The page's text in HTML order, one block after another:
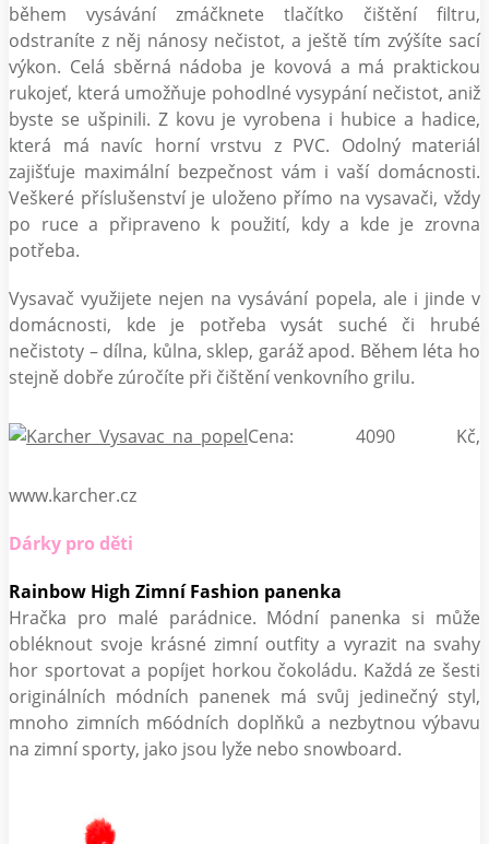
během vysávání zmáčknete tlačítko čištění filtru,
odstraníte z něj nánosy nečistot, a ještě tím zvýšíte sací
výkon. Celá sběrná nádoba je kovová a má praktickou
rukojeť, která umožňuje pohodlné vysypání nečistot, aniž
byste se ušpinili. Z kovu je vyrobena i hubice a hadice,
která má navíc horní vrstvu z PVC. Odolný materiál
zajišťuje maximální bezpečnost vám i vaší domácnosti.
Veškeré příslušenství je uloženo přímo na vysavači, vždy
po ruce a připraveno k použití, kdy a kde je zrovna
potřeba.
Vysavač využijete nejen na vysávání popela, ale i jinde v
domácnosti, kde je potřeba vysát suché či hrubé
nečistoty – dílna, kůlna, sklep, garáž apod. Během léta ho
stejně dobře zúročíte při čištění venkovního grilu.
Cena: 4090 Kč,
www.karcher.cz
Dárky pro děti
Rainbow High Zimní Fashion panenka
Hračka pro malé parádnice. Módní panenka si může
obléknout svoje krásné zimní outfity a vyrazit na svahy
hor sportovat a popíjet horkou čokoládu. Každá ze šesti
originálních módních panenek má svůj jedinečný styl,
mnoho zimních m6ódních doplňků a nezbytnou výbavu
na zimní sporty, jako jsou lyže nebo snowboard.